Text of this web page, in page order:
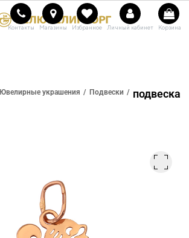
Контакты Магазины Избранное Личный кабинет Корзина
Ювелирные украшения Подвески подвеска